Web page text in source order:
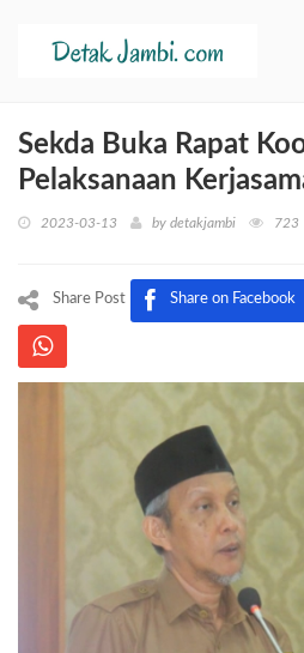
Sekda Buka Rapat
Pelaksanaan
2023-03-13 by detakjambi 723
Share Post Share on Facebook